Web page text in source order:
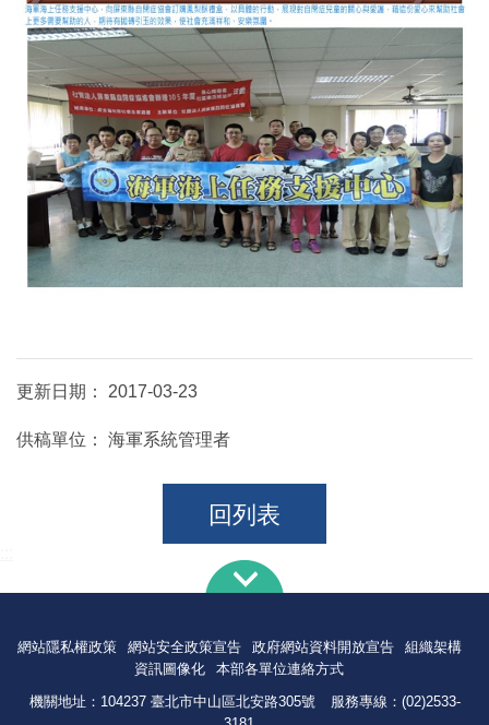
更新日期： 2017-03-23
供稿單位： 海軍系統管理者
回列表
網站隱私權政策 網站安全政策宣告 政府網站資料開放宣告
組織架構
資訊圖像化
本部各單位連絡方式
機關地址：104237 臺北市中山區北安路305號
服務專線：(02)2533-